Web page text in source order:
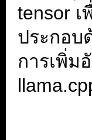
tensor
ประกอบ
การเพิ่ม